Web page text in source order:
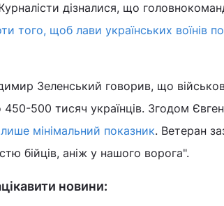
дізналися, що
того, щоб лави українських воїнів
Зеленський говорив, що
450-500 тисяч українців. Згодом
мінімальний показник. Ветеран
бійців, аніж у нашого ворога".
новини: